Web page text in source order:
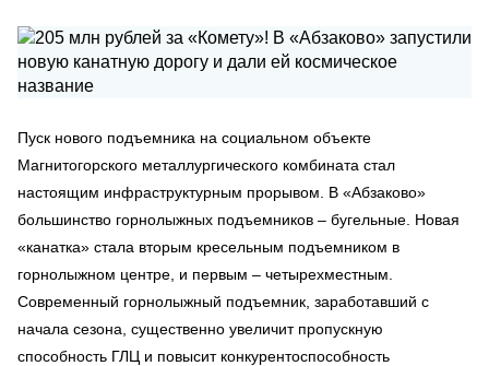
Пуск нового подъемника на социальном объекте
Магнитогорского металлургического комбината стал
настоящим инфраструктурным прорывом. В «Абзаково»
большинство горнолыжных подъемников – бугельные. Новая
«канатка» стала вторым кресельным подъемником в
горнолыжном центре, и первым – четырехместным.
Современный горнолыжный подъемник, заработавший с
начала сезона, существенно увеличит пропускную
способность ГЛЦ и повысит конкурентоспособность